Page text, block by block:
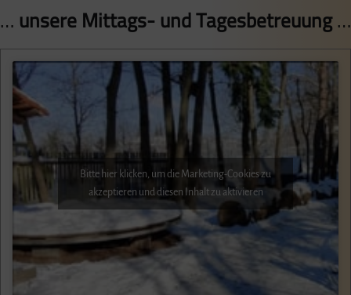
…unsere Mittags- und Tagesbetreuung…
Bitte hier klicken, um die Marketing-Cookies zu
akzeptieren und diesen Inhalt zu aktivieren